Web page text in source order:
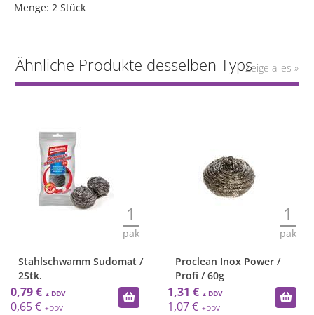
Menge: 2 Stück
Ähnliche Produkte desselben TypsZeige alles »
1
pak
Stahlschwamm Sudomat /
2Stk.
0,79 €
0,65 €
1
pak
Proclean Inox Power /
Profi / 60g
1,31 €
1,07 €